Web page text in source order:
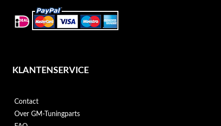
KLANTENSERVICE
Contact
Over GM-Tuningparts